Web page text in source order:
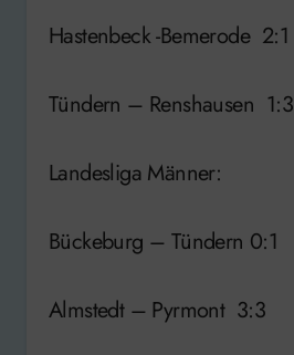
Hastenbeck -Bemerode 2:1
Tündern – Renshausen 1:3
Landesliga Männer:
Bückeburg – Tündern 0:1
Almstedt – Pyrmont 3:3